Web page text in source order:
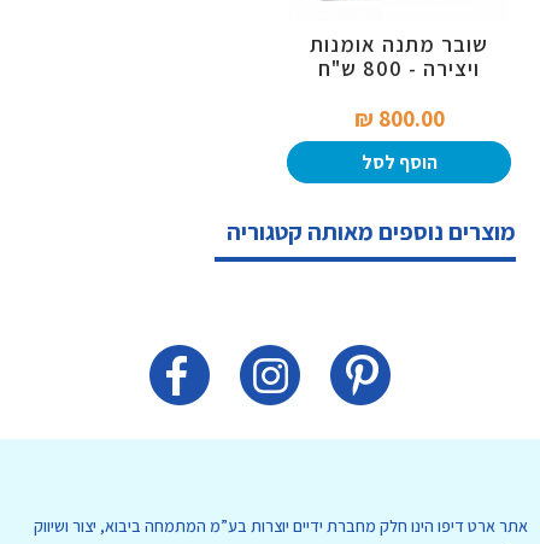
שובר מתנה אומנות
ויצירה - 800 ש"ח
800.00 ₪‎
הוסף לסל
מוצרים נוספים מאותה קטגוריה
אתר ארט דיפו הינו חלק מחברת ידיים יוצרות בע”מ המתמחה ביבוא, יצור ושיווק